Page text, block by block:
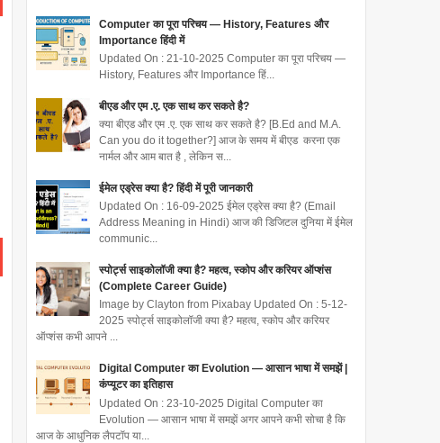
Computer का पूरा परिचय — History, Features और
Importance हिंदी में
Updated On : 21-10-2025 Computer का पूरा परिचय —
History, Features और Importance हिं...
बीएड और एम .ए. एक साथ कर सकते है?
क्या बीएड और एम .ए. एक साथ कर सकते है? [B.Ed and M.A.
Can you do it together?] आज के समय में बीएड करना एक
नार्मल और आम बात है , लेकिन स...
ईमेल एड्रेस क्या है? हिंदी में पूरी जानकारी
Updated On : 16-09-2025 ईमेल एड्रेस क्या है? (Email
Address Meaning in Hindi) आज की डिजिटल दुनिया में ईमेल
communic...
स्पोर्ट्स साइकोलॉजी क्या है? महत्व, स्कोप और करियर ऑप्शंस
(Complete Career Guide)
Image by Clayton from Pixabay Updated On : 5-12-
2025 स्पोर्ट्स साइकोलॉजी क्या है? महत्व, स्कोप और करियर
ऑप्शंस कभी आपने ...
Digital Computer का Evolution — आसान भाषा में समझें |
कंप्यूटर का इतिहास
Updated On : 23-10-2025 Digital Computer का
Evolution — आसान भाषा में समझें अगर आपने कभी सोचा है कि
आज के आधुनिक लैपटॉप या...